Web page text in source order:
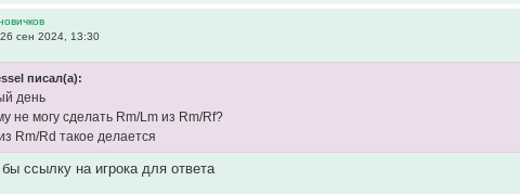
26 сен 2024, 13:30
писал(а):
день
не могу сделать Rm/Lm из Rm/Rf?
Rm/Rd такое делается
ссылку на игрока для ответа